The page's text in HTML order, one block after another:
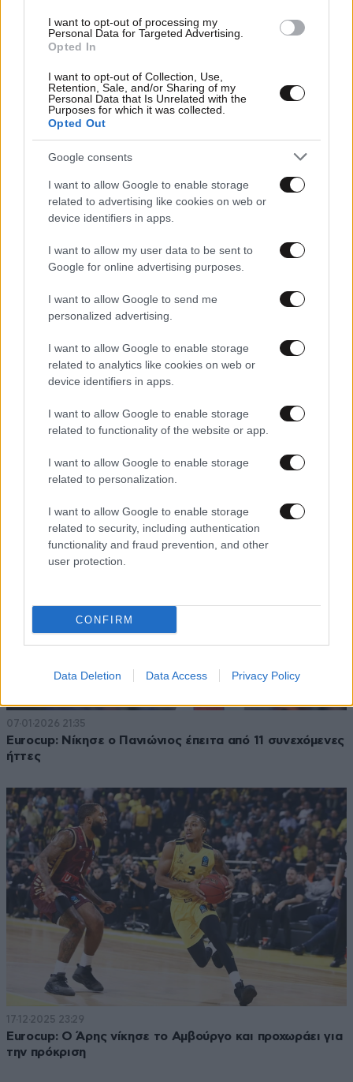
I want to opt-out of processing my
Personal Data for Targeted Advertising.
Opted In
I want to opt-out of Collection, Use,
Retention, Sale, and/or Sharing of my
Personal Data that Is Unrelated with the
Purposes for which it was collected.
Opted Out
Google consents
I want to allow Google to enable storage
related to advertising like cookies on web or
device identifiers in apps.
I want to allow my user data to be sent to
Google for online advertising purposes.
I want to allow Google to send me
personalized advertising.
I want to allow Google to enable storage
related to analytics like cookies on web or
device identifiers in apps.
I want to allow Google to enable storage
related to functionality of the website or app.
I want to allow Google to enable storage
related to personalization.
I want to allow Google to enable storage
related to security, including authentication
functionality and fraud prevention, and other
user protection.
CONFIRM
Data Deletion Data Access Privacy Policy
14·01·2026 21:59
Χάποελ Ιερουσαλήμ
13·01·2026 23:53
την Τρέντο
07·01·2026 21:35
Eurocup: Νίκησε ο Πανιώνιος έπειτα από 11 συνεχόμενες
ήττες
17·12·2025 23:29
Eurocup: Ο Άρης νίκησε το Αμβούργο και προχωράει για
την πρόκριση